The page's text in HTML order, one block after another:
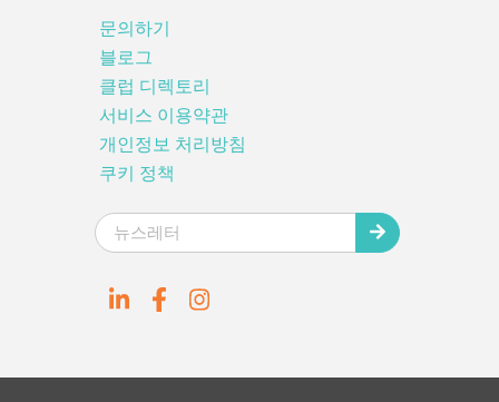
문의하기
블로그
클럽 디렉토리
서비스 이용약관
개인정보 처리방침
쿠키 정책